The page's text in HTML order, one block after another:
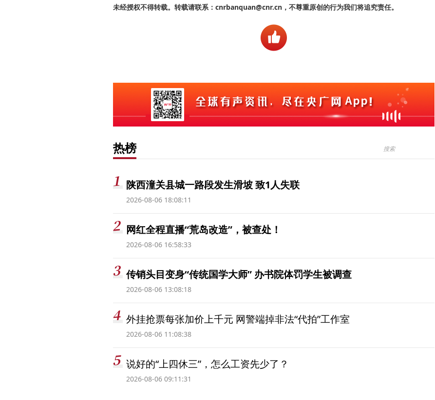
未经授权不得转载。转载请联系：cnrbanquan@cnr.cn，不尊重原创的行为我们将追究责任。
热榜
陕西潼关县城一路段发生滑坡 致1人失联
2026-08-06 18:08:11
网红全程直播“荒岛改造”，被查处！
2026-08-06 16:58:33
传销头目变身“传统国学大师” 办书院体罚学生被调查
2026-08-06 13:08:18
外挂抢票每张加价上千元 网警端掉非法“代拍”工作室
2026-08-06 11:08:38
说好的“上四休三”，怎么工资先少了？
2026-08-06 09:11:31